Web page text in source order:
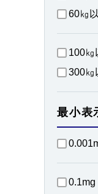
60㎏
100㎏
300㎏
最小表
0.1mg